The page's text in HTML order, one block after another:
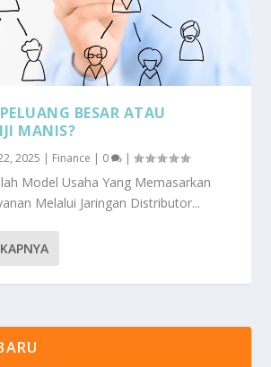
BESAR ATAU
MANIS?
2025 | Finance | 0 |
Model Usaha Yang Memasarkan
Melalui Jaringan Distributor...